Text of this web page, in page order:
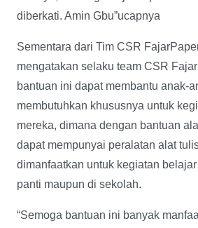
diberkati. Amin Gbu”ucapnya
Sementara dari Tim CSR
mengatakan selaku team CSR
bantuan ini dapat membantu anak-
membutuhkan khususnya untuk
mereka, dimana dengan bantuan
dapat mempunyai peralatan alat
dimanfaatkan untuk kegiatan
panti maupun di sekolah.
“Semoga bantuan ini banyak